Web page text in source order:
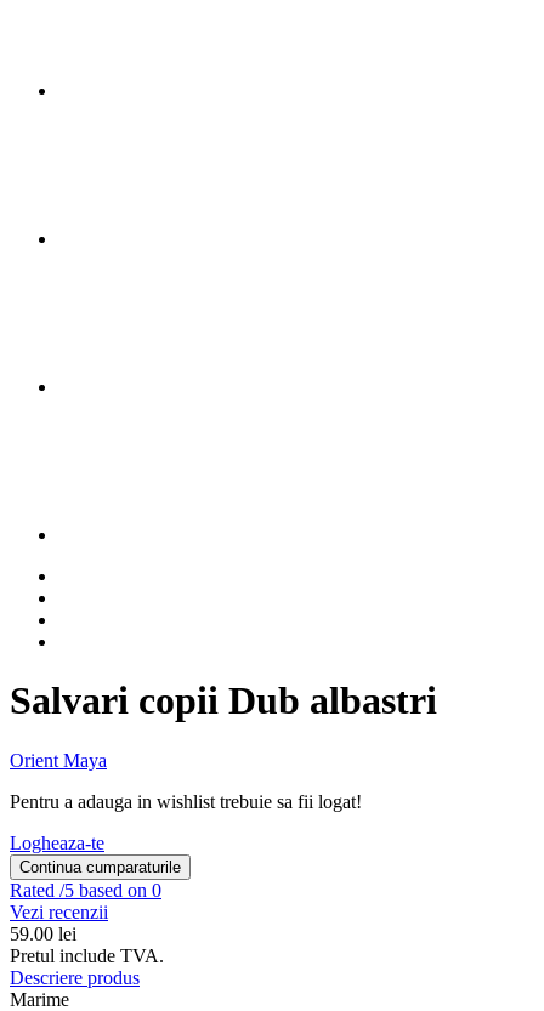
Salvari copii Dub albastri
Orient Maya
Pentru a adauga in wishlist trebuie sa fii logat!
Logheaza-te
Continua cumparaturile
Rated /5 based on 0
Vezi recenzii
59.00 lei
Pretul include TVA.
Descriere produs
Marime